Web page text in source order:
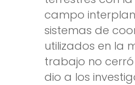
campo
sistemas de
utilizados en la
trabajo no
dio a los